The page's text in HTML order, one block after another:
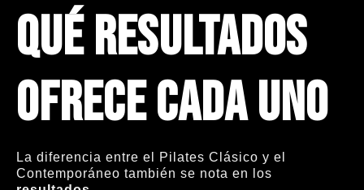
Qué resultados
ofrece cada uno
La diferencia entre el Pilates Clásico y el
Contemporáneo también se nota en los